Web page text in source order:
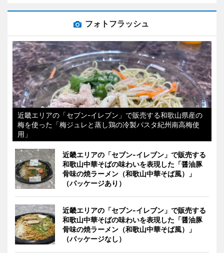
フォトフラッシュ
近畿エリアの「セブン-イレブン」で販売する和歌山県産の
梅を使った「梅ジュレと蒸し鶏の冷製パスタ紀州南高梅使
用」
近畿エリアの「セブン-イレブン」で販売する
和歌山中華そばの味わいを表現した「醤油豚
骨味の焼ラーメン（和歌山中華そば風）」
（パッケージあり）
近畿エリアの「セブン-イレブン」で販売する
和歌山中華そばの味わいを表現した「醤油豚
骨味の焼ラーメン（和歌山中華そば風）」
（パッケージなし）